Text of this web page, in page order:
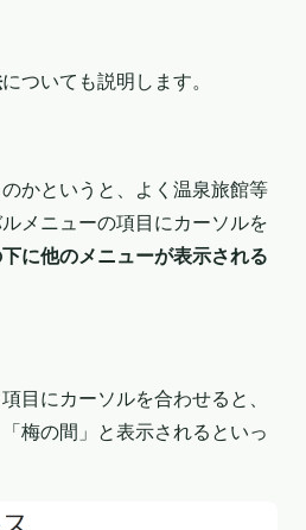
についても説明します。
かというと、よく温泉旅館等
メニューの項目にカーソルを
に他のメニューが表示される
目にカーソルを合わせると、
梅の間」と表示されるといっ